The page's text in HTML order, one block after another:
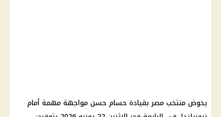
يخوض منتخب مصر بقيادة حسام حسن مواجهة مهمة أمام